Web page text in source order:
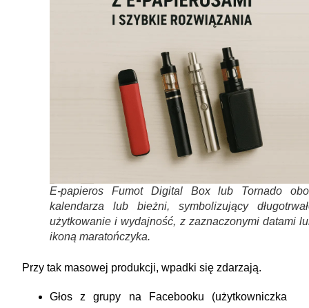
E-papieros Fumot Digital Box lub Tornado
kalendarza lub bieżni, symbolizujący
użytkowanie i wydajność, z zaznaczonymi datami
ikoną maratończyka.
Przy tak masowej produkcji, wpadki się zdarzają.
Głos z grupy na Facebooku (użytkowniczka